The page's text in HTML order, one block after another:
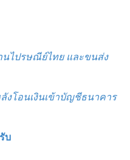
ไปรษณีย์ไทย และขนส่ง
งโอนเงินเข้าบัญชีธนาคาร
บ